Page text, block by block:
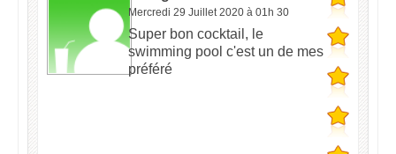
Mercredi 29 Juillet 2020 à 01h 30
Super bon cocktail, le
swimming pool c'est un de mes
préféré